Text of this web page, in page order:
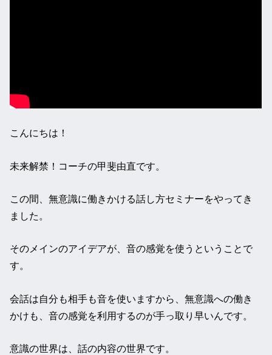
こんにちは！
未来解禁！コーチの甲斐由直です。
この間、無意識に働きかける話し方セミナーをやってき
ました。
そのメインのアイデアが、音の感覚を使うということで
す。
会話は自分も相手も音を使いますから、無意識への働き
かけも、音の感覚を利用するのが手っ取り早いんです。
意識の世界は、話の内容の世界です。